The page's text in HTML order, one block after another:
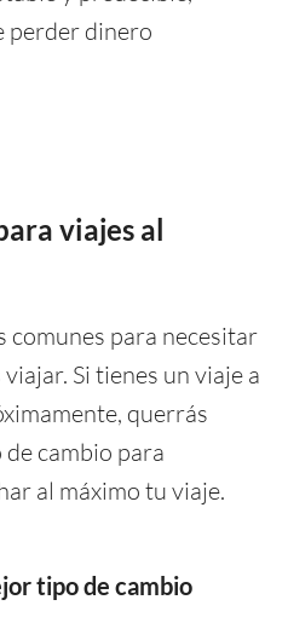
perder dinero
viajes al
comunes para necesitar
Si tienes un viaje a
querrás
cambio para
al máximo tu viaje.
tipo de cambio